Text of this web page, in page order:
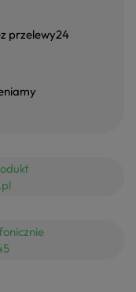
przelewy24